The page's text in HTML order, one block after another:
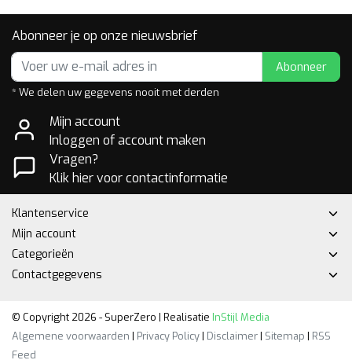
Abonneer je op onze nieuwsbrief
Abonneer
* We delen uw gegevens nooit met derden
Mijn account
Inloggen of account maken
Vragen?
Klik hier voor contactinformatie
Klantenservice
Mijn account
Categorieën
Contactgegevens
© Copyright 2026 - SuperZero | Realisatie InStijl Media
Algemene voorwaarden | Privacy Policy| Disclaimer| Sitemap | RSS
Feed